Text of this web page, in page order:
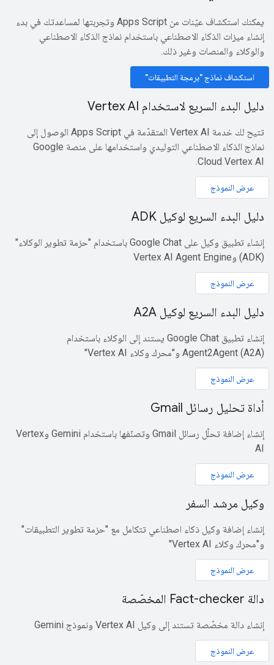
يمكنك استكشاف عيّنات من Apps Script وتجربتها لمساعدتك في بدء
إنشاء ميزات الذكاء الاصطناعي باستخدام نماذج الذكاء الاصطناعي
والوكلاء والمنصات وغير ذلك.
استكشاف نماذج "برمجة التطبيقات"
دليل البدء السريع لاستخدام Vertex AI
تتيح لك خدمة Vertex AI المتقدّمة في Apps Script الوصول إلى
نماذج الذكاء الاصطناعي التوليدي واستخدامها على منصة Google
Cloud Vertex AI.
عرض النموذج
دليل البدء السريع لوكيل ADK
إنشاء تطبيق وكيل على Google Chat باستخدام "حزمة تطوير الوكلاء"
(ADK) وVertex AI Agent Engine
عرض النموذج
دليل البدء السريع لوكيل A2A
إنشاء تطبيق Google Chat يستند إلى الوكلاء باستخدام
Agent2Agent (A2A) و"محرك وكلاء Vertex AI"
عرض النموذج
أداة تحليل رسائل Gmail
إنشاء إضافة تحلّل رسائل Gmail وتصنّفها باستخدام Gemini وVertex
AI
عرض النموذج
وكيل مرشد السفر
إنشاء إضافة وكيل ذكاء اصطناعي تتكامل مع "حزمة تطوير التطبيقات"
و"محرك وكلاء Vertex AI"
عرض النموذج
دالة Fact-checker المخصّصة
إنشاء دالة مخصّصة تستند إلى وكيل Vertex AI ونموذج Gemini
عرض النموذج